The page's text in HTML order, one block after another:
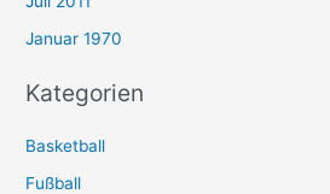
Januar 1970
Kategorien
Basketball
Fußball